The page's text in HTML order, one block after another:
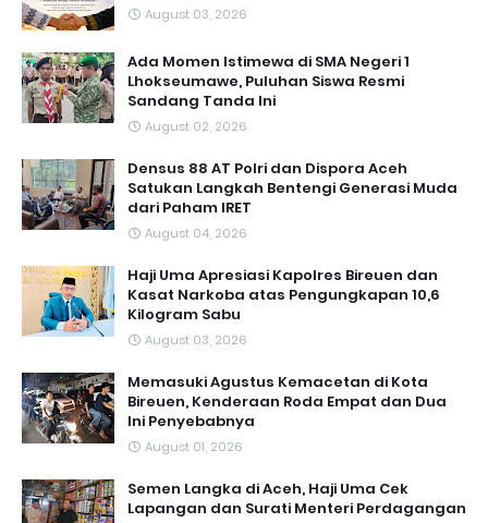
August 03, 2026
Ada Momen Istimewa di SMA Negeri 1
Lhokseumawe, Puluhan Siswa Resmi
Sandang Tanda Ini
August 02, 2026
Densus 88 AT Polri dan Dispora Aceh
Satukan Langkah Bentengi Generasi Muda
dari Paham IRET
August 04, 2026
Haji Uma Apresiasi Kapolres Bireuen dan
Kasat Narkoba atas Pengungkapan 10,6
Kilogram Sabu
August 03, 2026
Memasuki Agustus Kemacetan di Kota
Bireuen, Kenderaan Roda Empat dan Dua
Ini Penyebabnya
August 01, 2026
Semen Langka di Aceh, Haji Uma Cek
Lapangan dan Surati Menteri Perdagangan